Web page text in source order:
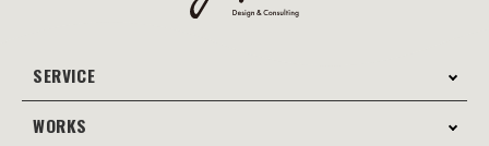
SERVICE
サービス案内
WORKS